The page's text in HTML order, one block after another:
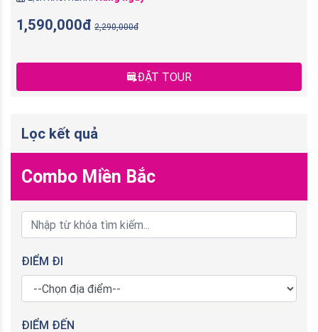
Lọc kết quả
Combo Miền Bắc
ĐIỂM ĐI
ĐIỂM ĐẾN
1,590,000đ 2,290,000đ
ĐẶT TOUR